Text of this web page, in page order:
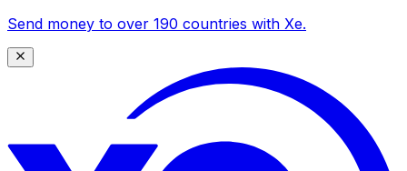
Send money to over 190 countries with Xe.